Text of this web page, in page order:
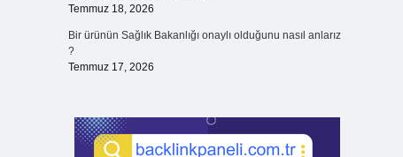
Temmuz 18, 2026
Bir ürünün Sağlık Bakanlığı onaylı olduğunu nasıl anlarız
?
Temmuz 17, 2026